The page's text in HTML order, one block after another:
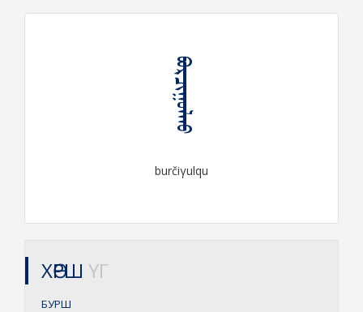
ᠪᠤᠷᠴᠢᠭᠤᠯᠬᠤ
burčiγulqu
ХӨРШ ҮГ
БУРШ